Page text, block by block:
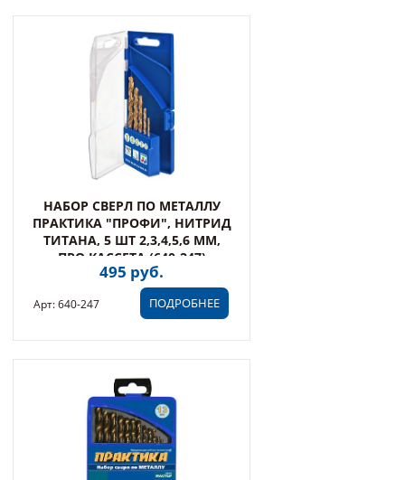
НАБОР СВЕРЛ ПО МЕТАЛЛУ
ПРАКТИКА "ПРОФИ", НИТРИД
ТИТАНА, 5 ШТ 2,3,4,5,6 ММ,
ПРО КАССЕТА (640-247)
495 руб.
ПОДРОБНЕЕ
Арт: 640-247